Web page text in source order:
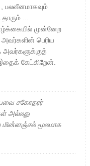
, பலவீனமாகவும்
...
முன்னேற
பெரிய
அவர்களுக்குத்
கேட்கிறேன்.
சகோதரர்
அல்லது
மின்னஞ்சல் மூலமாக